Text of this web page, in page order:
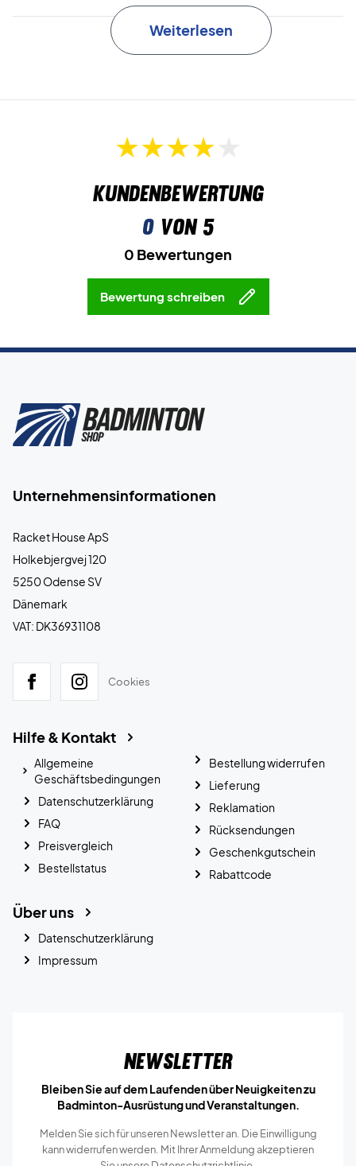
Weiterlesen
Kundenbewertung
0von 5
0 Bewertungen
Bewertung schreiben
Unternehmensinformationen
Racket House ApS
Holkebjergvej 120
5250 Odense SV
Dänemark
VAT: DK36931108
Cookies
Hilfe & Kontakt
Allgemeine
Geschäftsbedingungen
Datenschutzerklärung
FAQ
Preisvergleich
Bestellstatus
Bestellung widerrufen
Lieferung
Reklamation
Rücksendungen
Geschenkgutschein
Rabattcode
Über uns
Datenschutzerklärung
Impressum
Newsletter
Bleiben Sie auf dem Laufenden über Neuigkeiten zu
Badminton-Ausrüstung und Veranstaltungen.
Melden Sie sich für unseren Newsletter an. Die Einwilligung
kann widerrufen werden. Mit Ihrer Anmeldung akzeptieren